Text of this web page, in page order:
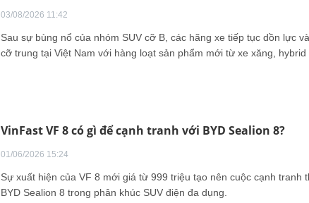
03/08/2026 11:42
Sau sự bùng nổ của nhóm SUV cỡ B, các hãng xe tiếp tục dồn lực
cỡ trung tại Việt Nam với hàng loạt sản phẩm mới từ xe xăng, hybrid
VinFast VF 8 có gì để cạnh tranh với BYD Sealion 8?
01/06/2026 15:24
Sự xuất hiện của VF 8 mới giá từ 999 triệu tạo nên cuộc cạnh tranh
BYD Sealion 8 trong phân khúc SUV điện đa dụng.